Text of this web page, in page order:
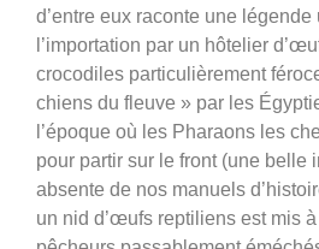
d’entre eux raconte une
l’importation par un hôtelier
crocodiles particulièrement
chiens du fleuve » par les
l’époque où les Pharaons les
pour partir sur le front (une belle
absente de nos manuels
un nid d’œufs reptiliens est mis